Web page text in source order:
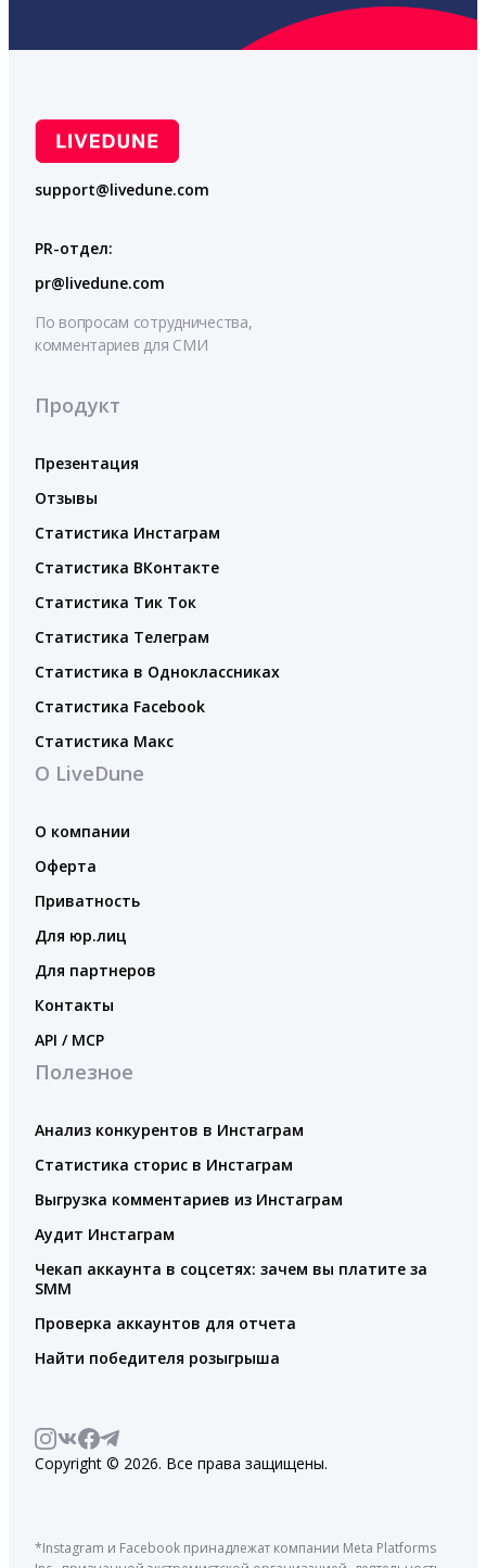
support@livedune.com
PR-отдел:
pr@livedune.com
По вопросам сотрудничества,
комментариев для СМИ
Продукт
Презентация
Отзывы
Статистика Инстаграм
Статистика ВКонтакте
Статистика Тик Ток
Статистика Телеграм
Статистика в Одноклассниках
Статистика Facebook
Статистика Макс
О LiveDune
О компании
Оферта
Приватность
Для юр.лиц
Для партнеров
Контакты
API / MCP
Полезное
Анализ конкурентов в Инстаграм
Статистика сторис в Инстаграм
Выгрузка комментариев из Инстаграм
Аудит Инстаграм
Чекап аккаунта в соцсетях: зачем вы платите за
SMM
Проверка аккаунтов для отчета
Найти победителя розыгрыша
Copyright © 2026. Все права защищены.
*Instagram и Facebook принадлежат компании Meta Platforms